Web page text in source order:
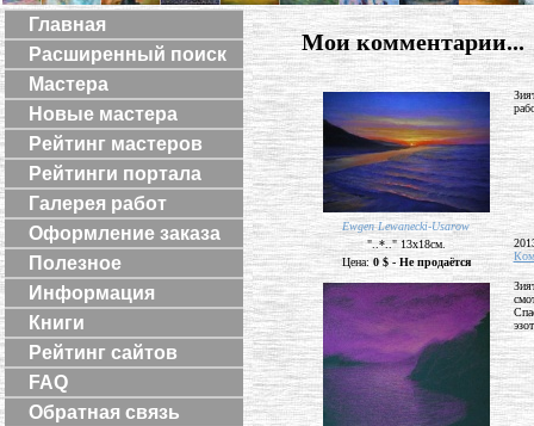
Главная
Расширенный поиск
Мастера
Новые мастера
Рейтинг мастеров
Рейтинги портала
Галерея работ
Оформление заказа
Полезное
Информация
Книги
Рейтинг сайтов
FAQ
Обратная связь
Мои комментарии...
Ewgen Lewanecki-Usarow
"..*.." 13х18см.
Цена: 0 $ - Не продаётся